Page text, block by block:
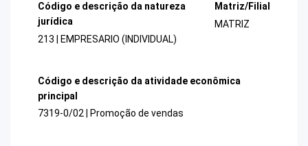
Código e descrição da natureza
jurídica
213 | EMPRESARIO (INDIVIDUAL)
Matriz/Filial
MATRIZ
Código e descrição da atividade econômica
principal
7319-0/02 | Promoção de vendas